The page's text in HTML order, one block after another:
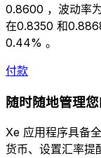
0.8600 ，波动率
在0.8350 和
0.44% 。
付款
随时随地管理
Xe 应用程序具备
货币、设置汇率提